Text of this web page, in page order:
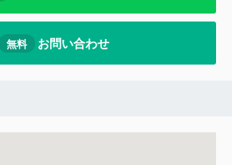
無料 お問い合わせ